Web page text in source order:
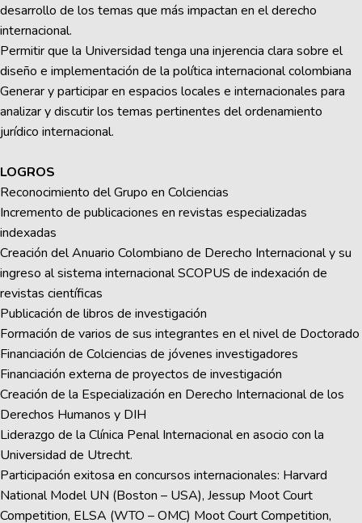
desarrollo de los temas que más impactan en el derecho
internacional.
Permitir que la Universidad tenga una injerencia clara sobre el
diseño e implementación de la política internacional colombiana
Generar y participar en espacios locales e internacionales para
analizar y discutir los temas pertinentes del ordenamiento
jurídico internacional.
LOGROS
Reconocimiento del Grupo en Colciencias
Incremento de publicaciones en revistas especializadas
indexadas
Creación del Anuario Colombiano de Derecho Internacional y su
ingreso al sistema internacional SCOPUS de indexación de
revistas científicas
Publicación de libros de investigación
Formación de varios de sus integrantes en el nivel de Doctorado
Financiación de Colciencias de jóvenes investigadores
Financiación externa de proyectos de investigación
Creación de la Especialización en Derecho Internacional de los
Derechos Humanos y DIH
Liderazgo de la Clínica Penal Internacional en asocio con la
Universidad de Utrecht.
Participación exitosa en concursos internacionales: Harvard
National Model UN (Boston – USA), Jessup Moot Court
Competition, ELSA (WTO – OMC) Moot Court Competition,